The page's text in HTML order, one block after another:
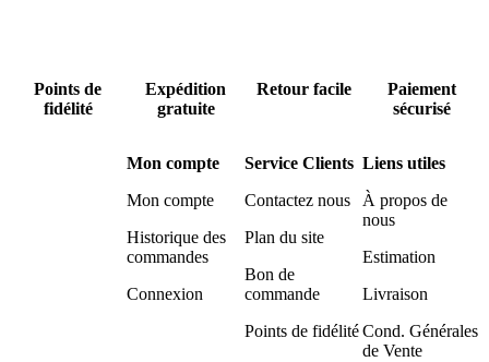
Points de
fidélité
Expédition
gratuite
Retour facile
Paiement
sécurisé
Mon compte
Mon compte
Historique des
commandes
Connexion
Service Clients
Contactez nous
Plan du site
Bon de
commande
Points de fidélité
Liens utiles
À propos de
nous
Estimation
Livraison
Cond. Générales
de Vente